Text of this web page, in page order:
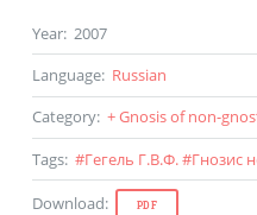
Year: 2007
Language: Russian
Category: + Gnosis of non-
Tags: #Гегель Г.В.Ф.#Гнозис
Download: PDF